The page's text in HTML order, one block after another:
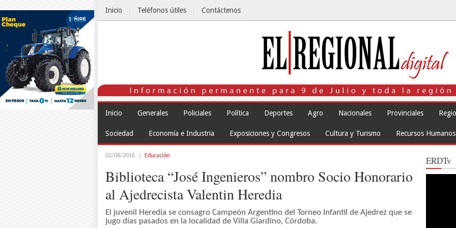
Inicio Teléfonos útiles Contáctenos
Inicio Generales Policiales Política Deportes Agro Nacionales Provinciales
Sociedad Economía e Industria Exposiciones y Congresos Cultura y Turismo Recursos Humanos
02/06/2016 Educación
Biblioteca “José Ingenieros” nombro Socio Honorario
al Ajedrecista Valentin Heredia
El juvenil Heredia se consagro Campeón Argentino del Torneo Infantil de Ajedrez que se
jugo días pasados en la localidad de Villa Giardino, Córdoba.
ERDTv